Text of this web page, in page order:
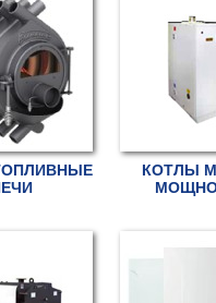
КОТЛЫ